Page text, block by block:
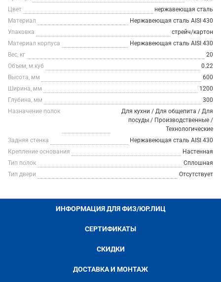
Цвет
нержавеющая сталь
Материал
Нержавеющая сталь AISI 430
Упаковка
стрейч/картон
Материал корпуса
Нержавеющая сталь AISI 430
Вес, кг
20
Объем, м.куб
0.22
Высота, мм
600
Ширина, мм
1200
Глубина, мм
300
Назначение полок
Для кухни / Для общепита / Для
посуды / Производственные /
Технологические
Задняя стенка
Нержавеющая сталь AISI 430
Крепление основания
Настенная
Тип полок
Сплошная
Тип двери
Отсутствует
ИНФОРМАЦИЯ ДЛЯ ФИЗ/ЮР.ЛИЦ
СЕРТИФИКАТЫ
СКИДКИ
ДОСТАВКА И МОНТАЖ